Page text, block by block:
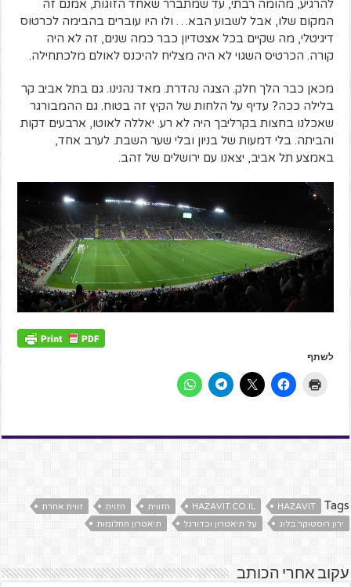
להרגיע, מהומה רבתי, עד שמתברר שאחד הזוגות, אמנם זה
המקום שלו, אבל לשבוע הבא… ולו היו עוברים בהבימה לכרטוס
דיגיטלי, מה שקיים בכל אצטדיון כבר כמה שנים, זה לא היה
קורה. הכרטיס השגוי לא היה מצליח להיכנס לאולם מלכתחילה.
מכאן כבר הלך חלק. הצגה נהדרת. מאד נהנינו. גם בתל אביב קר
בלילה ככה? עדיף על הלחות של הקיץ זה בטוח. גם ההמבורגר
שאכלנו בחצות בקרליבך היה לא רע. יאללה לאוטו, ארבעים דקות
והביתה. בלי דמעות של בניון ובלי שער השבת. לערב אחד,
באמצע תל אביב, יצאנו עם ירושלים של זהב.
לשתף
Tags
HAZAVIT
HAZAVIT.CO.IL הזווית הזוית
זווית אחרת
ירון רוסטוקר בלוג
על תיאטרון וכדורגל תיאטרון החלומות
עקוב אחרי הכותב